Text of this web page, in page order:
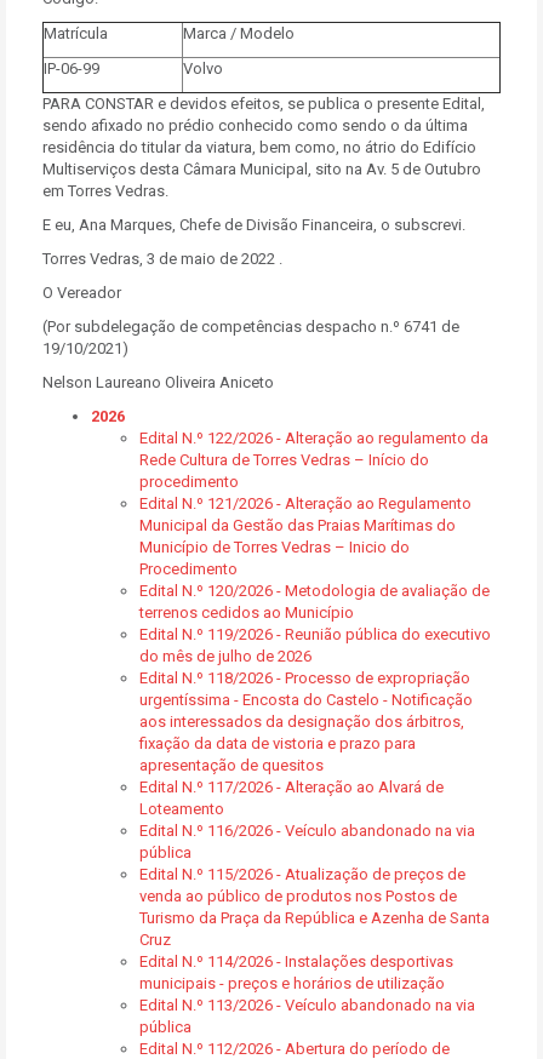
Matrícula
Marca / Modelo
IP-06-99
Volvo
PARA CONSTAR e devidos efeitos, se publica o presente Edital,
sendo afixado no prédio conhecido como sendo o da última
residência do titular da viatura, bem como, no átrio do Edifício
Multiserviços desta Câmara Municipal, sito na Av. 5 de Outubro
em Torres Vedras.
E eu, Ana Marques, Chefe de Divisão Financeira, o subscrevi.
Torres Vedras, 3 de maio de 2022 .
O Vereador
(Por subdelegação de competências despacho n.º 6741 de
19/10/2021)
Nelson Laureano Oliveira Aniceto
2026
Edital N.º 122/2026 - Alteração ao regulamento da
Rede Cultura de Torres Vedras – Início do
procedimento
Edital N.º 121/2026 - Alteração ao Regulamento
Municipal da Gestão das Praias Marítimas do
Município de Torres Vedras – Inicio do
Procedimento
Edital N.º 120/2026 - Metodologia de avaliação de
terrenos cedidos ao Município
Edital N.º 119/2026 - Reunião pública do executivo
do mês de julho de 2026
Edital N.º 118/2026 - Processo de expropriação
urgentíssima - Encosta do Castelo - Notificação
aos interessados da designação dos árbitros,
fixação da data de vistoria e prazo para
apresentação de quesitos
Edital N.º 117/2026 - Alteração ao Alvará de
Loteamento
Edital N.º 116/2026 - Veículo abandonado na via
pública
Edital N.º 115/2026 - Atualização de preços de
venda ao público de produtos nos Postos de
Turismo da Praça da República e Azenha de Santa
Cruz
Edital N.º 114/2026 - Instalações desportivas
municipais - preços e horários de utilização
Edital N.º 113/2026 - Veículo abandonado na via
pública
Edital N.º 112/2026 - Abertura do período de